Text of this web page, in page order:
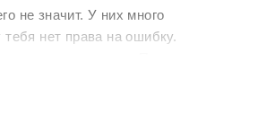
не значит. У них много
нет права на ошибку.
Но можно ли им доверять? Ведь